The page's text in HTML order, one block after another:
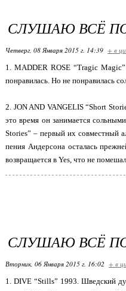
СЛУШАЮ ВСЁ
Четверг, 08 Января 2015 г. 14:39 + в
1. MADDER ROSE “Tragic
понравилась. Но не понравилась
2. JON AND VANGELIS “Short
это время он занимается
Stories” – первый их совместный
пения Андерсона осталась
возвращается в Yes, что не
СЛУШАЮ ВСЁ
Вторник, 06 Января 2015 г. 16:02 + в
1. DIVE “Stills” 1993. Шведский